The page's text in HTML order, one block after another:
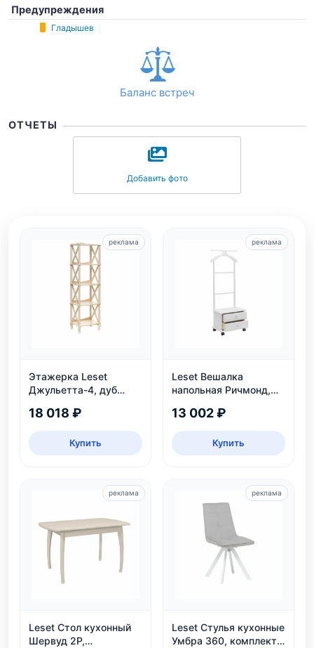
Предупреждения
Гладышев
Баланс встреч
ОТЧЕТЫ
Добавить фото
Этажерка Leset
Джульетта-4, дуб
18 018 ₽
Купить
реклама
Leset Вешалка
напольная Ричмонд,
13 002 ₽
Купить
реклама
Leset Стол кухонный
Шервуд 2Р,
реклама
Leset Стулья кухонные
Умбра 360, комплект
реклама